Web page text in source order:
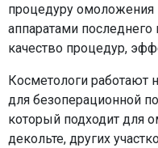
процедуру омоложения
аппаратами последнего
качество процедур,
Косметологи работают
для безоперационной
который подходит для
декольте, других